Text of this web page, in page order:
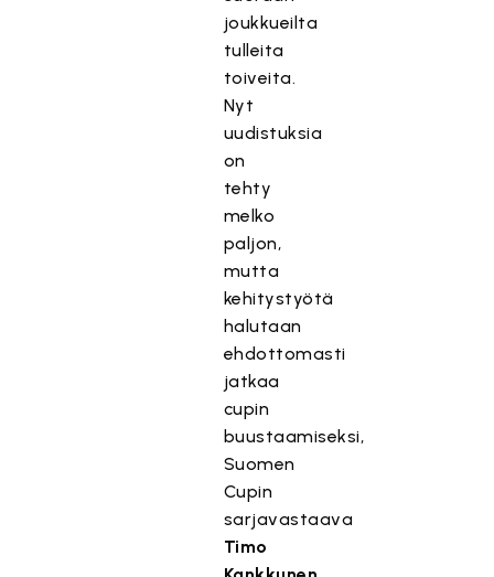
joukkueilta
tulleita
toiveita.
Nyt
uudistuksia
on
tehty
melko
paljon,
mutta
kehitystyötä
halutaan
ehdottomasti
jatkaa
cupin
buustaamiseksi,
Suomen
Cupin
sarjavastaava
Timo